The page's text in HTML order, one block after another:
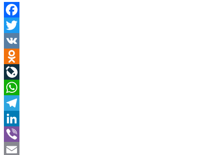
Facebook
Twitter
VK
Odnoklassniki
LiveJournal
WhatsApp
Telegram
LinkedIn
Viber